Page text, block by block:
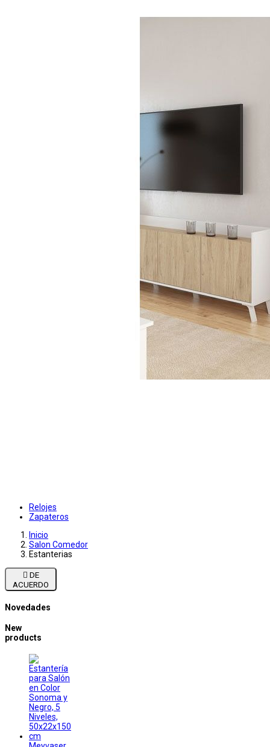
Relojes
Zapateros
Inicio
Salon Comedor
Estanterias

ACUERDO
Novedades
New
products